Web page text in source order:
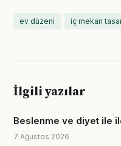
ev düzeni iç mekan
İlgili yazılar
Beslenme ve diyet ile
7 Ağustos 2026